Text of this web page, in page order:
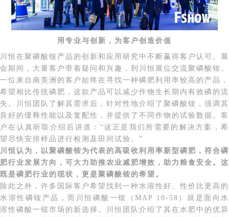
用专业与创新， 为客户创造价值
川恒在 聚 磷酸铵 产品的创新和 应用 研究中不断 赢得客户认可 。 展
会期间，大量客户带着疑问和兴趣，到川恒展位交流聚磷酸铵。
一位 来自南美洲的 客户 始终 在寻找一种磷肥利用率 较高 的产品，
希望 相比传统磷肥，这款产品可以 减少作物生长期内 有效 磷的流
失。川恒团队 了解其需求后，针对性地介绍了聚磷酸铵，强调其
良好的缓释性能 以及 复配性，并提供了不同作物的试验数据。客
户在 认真听取介绍后讲道 ： “这正是我们 所 需要的解决方案，希
望尽快安排样品进行检测及 田间试验。 ”
川恒认为，以聚磷酸铵为代表的高吸收利用率新型磷肥，符合磷
肥行业发展方向，可大力助推农业减肥增效，助力粮食安全。这
既是磷肥行业的现状，更是聚磷酸铵的希望。
除此之外，许多国际客户希望找到一种 水溶性好、性价比更高 的
水溶性 磷铵 产品 ， 而川恒 磷酸一铵 （MAP 10-58 ） 就是面向水
溶性磷酸一铵市场的新选择。
川恒团队介绍 了其 在水肥中的优异